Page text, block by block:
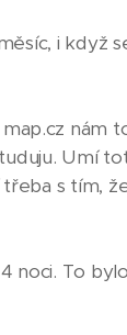
i když
nám
Umí
s tím,
noci. To